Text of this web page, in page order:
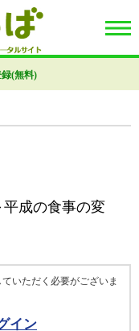
(無料)
成の食事の変
いただく必要がございま
イン